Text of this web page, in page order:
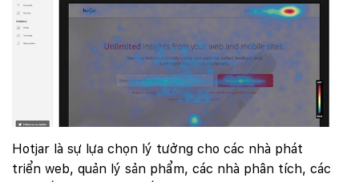
Hotjar là sự lựa chọn lý tưởng cho các nhà phát
triển web, quản lý sản phẩm, các nhà phân tích, các
Quý khách vui lòng đăng nhập vào hệ thống
quản lý dự án để theo dõi tiến độ.
Website: quanly.mona.media